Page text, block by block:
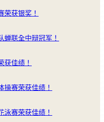
荣获银奖！
蝉联全中辩冠军！
获佳绩！
操赛荣获佳绩！
泳赛荣获佳绩！